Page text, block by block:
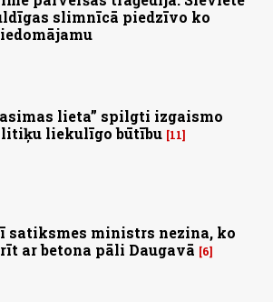
slimnīcā piedzīvo ko
lieta” spilgti izgaismo
liekulīgo būtību 11
satiksmes ministrs nezina, ko
ar betona pāli Daugavā
6